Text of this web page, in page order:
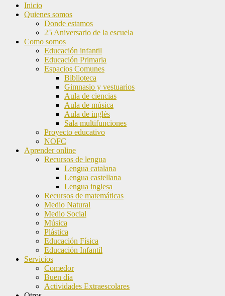
Inicio
Quienes somos
Donde estamos
25 Aniversario de la escuela
Como somos
Educación infantil
Educación Primaria
Espacios Comunes
Biblioteca
Gimnasio y vestuarios
Aula de ciencias
Aula de música
Aula de inglés
Sala multifunciones
Proyecto educativo
NOFC
Aprender online
Recursos de lengua
Lengua catalana
Lengua castellana
Lengua inglesa
Recursos de matemáticas
Medio Natural
Medio Social
Música
Plástica
Educación Física
Educación Infantil
Servicios
Comedor
Buen día
Actividades Extraescolares